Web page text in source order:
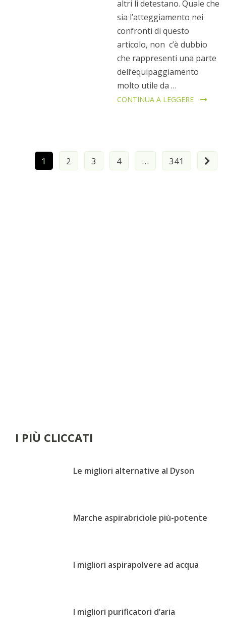
altri li detestano. Quale che
sia l’atteggiamento nei
confronti di questo
articolo, non c’è dubbio
che rappresenti una parte
dell’equipaggiamento
molto utile da …
CONTINUA A LEGGERE
Paginazione
1 2 3 4 … 341
I PIÙ CLICCATI
Le migliori alternative al Dyson
Marche aspirabriciole più-potente
I migliori aspirapolvere ad acqua
I migliori purificatori d’aria